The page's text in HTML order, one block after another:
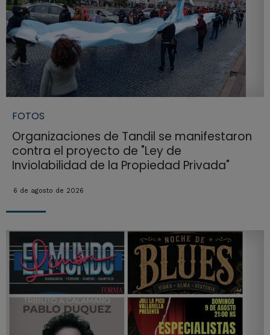
FOTOS
Organizaciones de Tandil se manifestaron
contra el proyecto de "Ley de
Inviolabilidad de la Propiedad Privada"
6 de agosto de 2026